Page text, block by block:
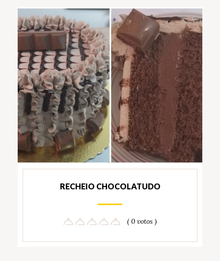
RECHEIO CHOCOLATUDO
( 0 votos )